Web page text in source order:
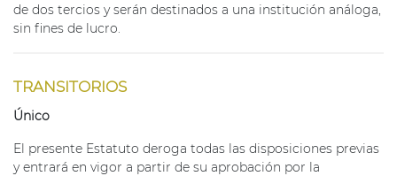
de dos tercios y serán destinados a una institución análoga,
sin fines de lucro.
TRANSITORIOS
Único
El presente Estatuto deroga todas las disposiciones previas
y entrará en vigor a partir de su aprobación por la